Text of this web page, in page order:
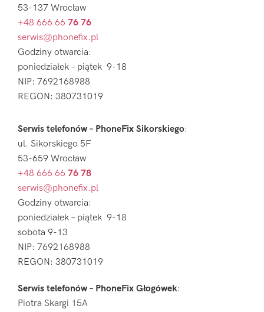
53-137 Wrocław
+48 666 66 76 76
serwis@phonefix.pl
Godziny otwarcia:
poniedziałek – piątek 9-18
NIP: 7692168988
REGON: 380731019
Serwis telefonów – PhoneFix Sikorskiego:
ul. Sikorskiego 5F
53-659 Wrocław
+48 666 66 76 78
serwis@phonefix.pl
Godziny otwarcia:
poniedziałek – piątek 9-18
sobota 9-13
NIP: 7692168988
REGON: 380731019
Serwis telefonów – PhoneFix Głogówek:
Piotra Skargi 15A